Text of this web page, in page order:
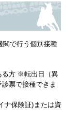
関で行う個別接種
る方 ※転出日（異
票で接種できま
ナ保険証)または資